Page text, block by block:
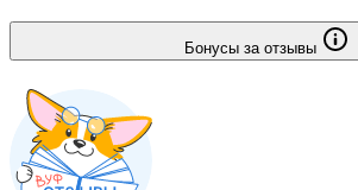
Бонусы за отзывы